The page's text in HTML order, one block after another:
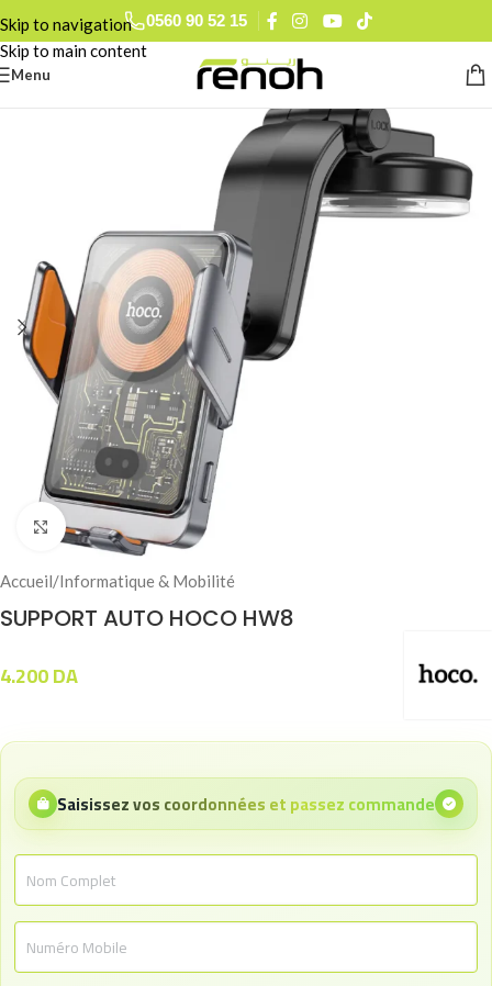
Skip to navigation
Skip to main content
0560 90 52 15
Menu
Click to enlarge
Accueil/Informatique & Mobilité
SUPPORT AUTO HOCO HW8
4.200DA
Saisissez vos coordonnées et passez commande